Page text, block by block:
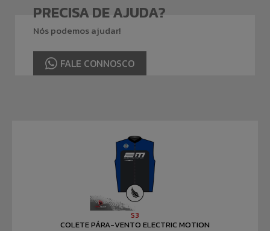
PRECISA DE AJUDA?
Nós podemos ajudar!
FALE CONNOSCO
S3
COLETE PÁRA-VENTO ELECTRIC MOTION